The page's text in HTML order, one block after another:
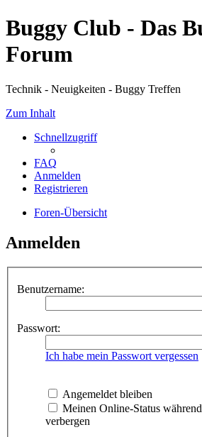
Buggy Club - Das
Forum
Technik - Neuigkeiten - Buggy Treffen
Zum Inhalt
Schnellzugriff
FAQ
Anmelden
Registrieren
Foren-Übersicht
Anmelden
Benutzername:
Passwort:
Ich habe mein Passwort vergessen
Angemeldet bleiben
Meinen Online-Status
verbergen